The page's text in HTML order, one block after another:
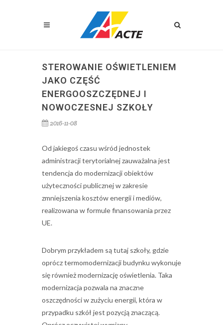
STEROWANIE OŚWIETLENIEM
JAKO CZĘŚĆ
ENERGOOSZCZĘDNEJ I
NOWOCZESNEJ SZKOŁY
2016-11-08
Od jakiegoś czasu wśród jednostek
administracji terytorialnej zauważalna jest
tendencja do modernizacji obiektów
użyteczności publicznej w zakresie
zmniejszenia kosztów energii i mediów,
realizowana w formule finansowania przez
UE.
Dobrym przykładem są tutaj szkoły, gdzie
oprócz termomodernizacji budynku wykonuje
się również modernizację oświetlenia. Taka
modernizacja pozwala na znaczne
oszczędności w zużyciu energii, która w
przypadku szkół jest pozycją znaczącą.